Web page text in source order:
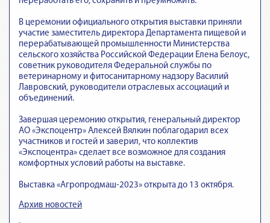
В церемонии официального открытия выставки приняли
участие заместитель директора Департамента пищевой и
перерабатывающей промышленности Министерства
сельского хозяйства Российской Федерации Елена Белоус,
советник руководителя Федеральной службы по
ветеринарному и фитосанитарному надзору Василий
Лавровский, руководители отраслевых ассоциаций и
объединений.
Завершая церемонию открытия, генеральный директор
АО «Экспоцентр» Алексей Вялкин поблагодарил всех
участников и гостей и заверил, что коллектив
«Экспоцентра» сделает все возможное для создания
комфортных условий работы на выставке.
Выставка «Агропродмаш-2023» открыта до 13 октября.
Архив новостей